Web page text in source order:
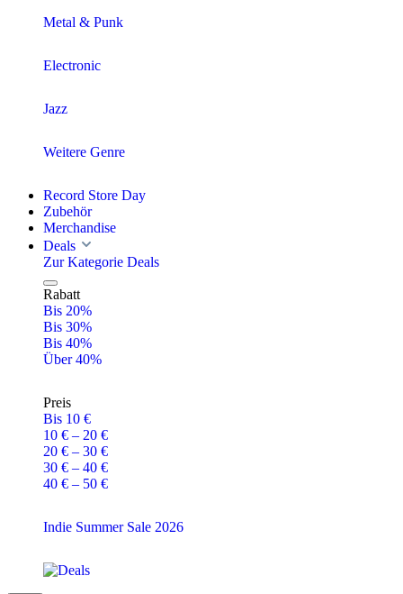
Metal & Punk
Electronic
Jazz
Weitere Genre
Record Store Day
Zubehör
Merchandise
Deals
Zur Kategorie Deals
Rabatt
Bis 20%
Bis 30%
Bis 40%
Über 40%
Preis
Bis 10 €
10 € – 20 €
20 € – 30 €
30 € – 40 €
40 € – 50 €
Indie Summer Sale 2026